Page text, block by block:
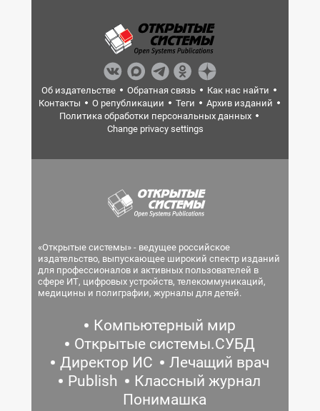
Об издательстве Обратная связь
Как нас найти
Контакты
О републикации Теги
Архив изданий
Политика обработки персональных данных
Change privacy settings
«Открытые системы» - ведущее российское
издательство, выпускающее широкий спектр изданий
для профессионалов и активных пользователей в
сфере ИТ, цифровых устройств, телекоммуникаций,
медицины и полиграфии, журналы для детей.
Компьютерный мир
Открытые системы.СУБД
Директор ИС
Лечащий врач
Publish
Классный журнал
Понимашка